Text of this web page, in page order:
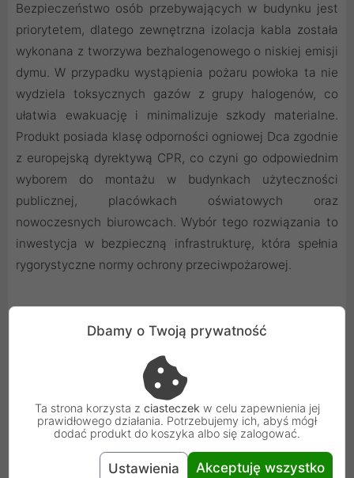
Bezpieczeństwo osób przebywających w budynku jest
priorytetem, dlatego zewnętrzna izolacja kabla została
wykonana z tworzywa bezhalogenowego o niskiej emisji
dymu. W przypadku wystąpienia pożaru powłoka ta nie
wydziela toksycznych gazów z grupy halogenów, co
ułatwia ewakuację i minimalizuje szkody materialne.
Produkt posiada klasę odporności ogniowej Dca zgodnie
z europejską dyrektywą CPR, co czyni go odpowiednim
wyborem do montażu w budynkach użyteczności
publicznej, placówkach oświatowych oraz
nowoczesnych biurowcach. Wybór tego rozwiązania to
inwestycja w bezpieczną infrastrukturę, która spełnia
rygorystyczne normy ochrony przeciwpożarowej.
Dbamy o Twoją prywatność
Ta strona korzysta z ciasteczek w celu zapewnienia jej
prawidłowego działania. Potrzebujemy ich, abyś mógł
dodać produkt do koszyka albo się zalogować.
Ustawienia Akceptuję wszystko